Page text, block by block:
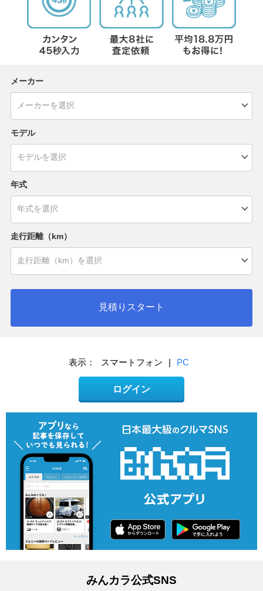
メーカー
モデル
年式
走行距離（km）
見積りスタート
表示： スマートフォン | PC
ログイン
みんカラ公式SNS